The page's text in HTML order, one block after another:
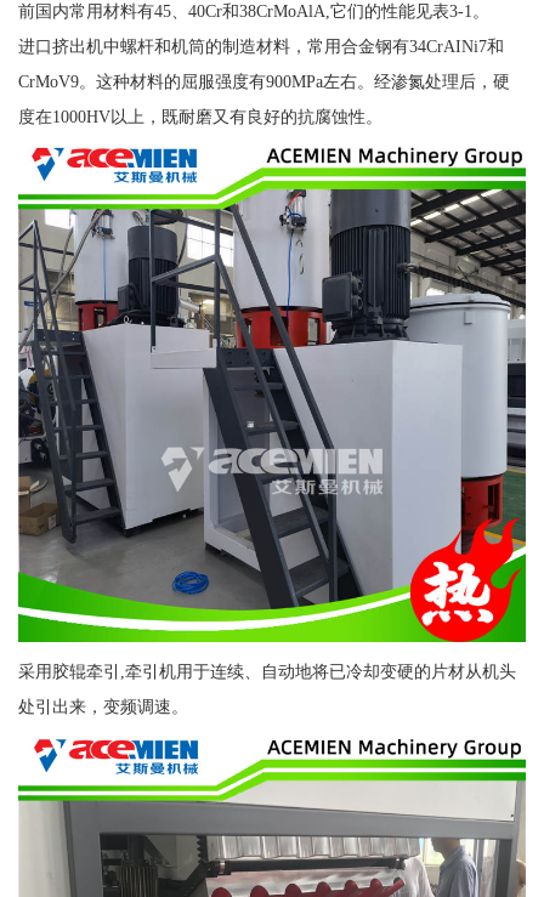
前国内常用材料有45、40Cr和38CrMoAlA,它们的性能见表3-1。
进口挤出机中螺杆和机筒的制造材料，常用合金钢有34CrAINi7和
CrMoV9。这种材料的屈服强度有900MPa左右。经渗氮处理后，硬
度在1000HV以上，既耐磨又有良好的抗腐蚀性。
采用胶辊牵引,牵引机用于连续、自动地将已冷却变硬的片材从机头
处引出来，变频调速。